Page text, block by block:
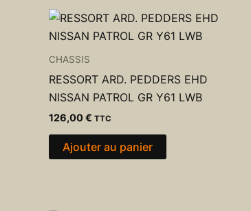
CHASSIS
RESSORT ARD. PEDDERS EHD
NISSAN PATROL GR Y61 LWB
126,00€ TTC
Ajouter au panier